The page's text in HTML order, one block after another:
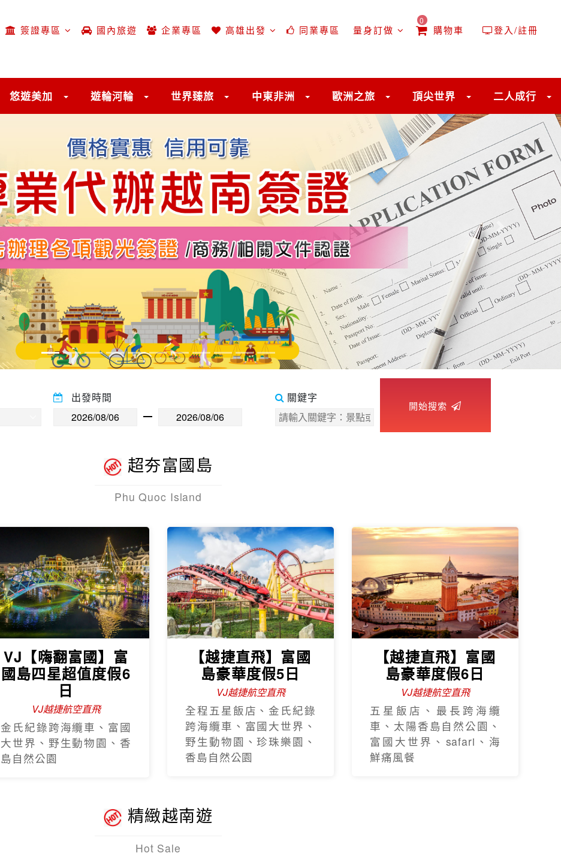
簽證專區 國內旅遊 企業專區 高雄出發 同業專區 量身訂做 購物車
0
登入/註冊
悠遊美加 遊輪河輪 世界臻旅 中東非洲 歐洲之旅 頂尖世界 二人成行
往後
出發時間 關鍵字
開始搜索
超夯富國島
Phu Quoc Island
VJ【嗨翻富國】富
國島四星超值度假6
日
VJ越捷航空直飛
金氏紀錄跨海纜車、富國
大世界、野生動物園、香
島自然公園
【越捷直飛】富國
島豪華度假5日
VJ越捷航空直飛
全程五星飯店、金氏紀錄
跨海纜車、富國大世界、
野生動物園、珍珠樂園、
香島自然公園
【越捷直飛】富國
島豪華度假6日
VJ越捷航空直飛
五星飯店、最長跨海纜
車、太陽香島自然公園、
富國大世界、safari、海
鮮痛風餐
精緻越南遊
Hot Sale